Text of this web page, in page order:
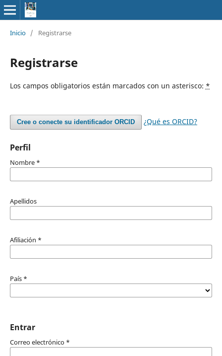
Inicio / Registrarse
Registrarse
Los campos obligatorios están marcados con un asterisco: *
Cree o conecte su identificador ORCID ¿Qué es ORCID?
Perfil
Nombre *
Apellidos
Afiliación *
País *
Entrar
Correo electrónico *